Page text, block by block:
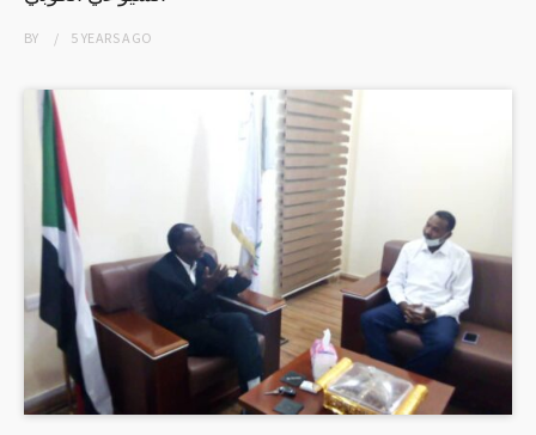
BY 5 YEARSAGO